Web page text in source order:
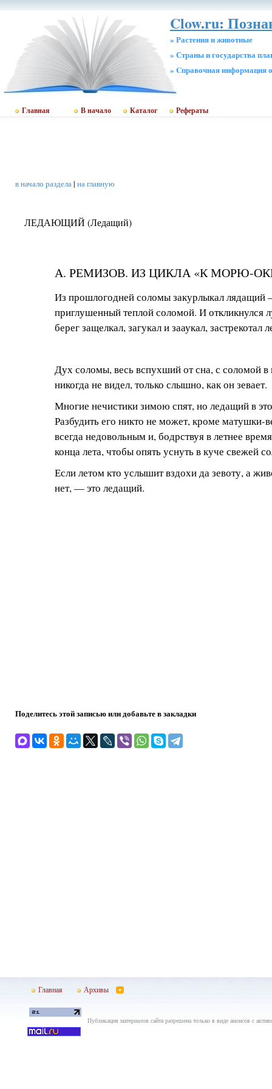
Clow.ru:
» Растения и животные
» Страны и государства
» Cправочная информация
Главная В начало Каталог Рефераты
в начало раздела| на главную
ЛЕДАЮЩИЙ (Ледащий)
А. РЕМИЗОВ. ИЗ ЦИКЛА «К МОРЮ-
Из прошлогодней соломы закурлыкал
приглушенный теплой соломой. И откликнулся
берег защелкал, загукал и зааукал, застрекотал
Дух соломы, весь вспухший от сна, с соломой в
никогда не видел, только слышно, как он зевает.
Многие нечистики зимою спят, но ледащий в
Разбудить его никто не может, кроме матушки-
всегда недовольным и, бодрствуя в летнее
конца лета, чтобы опять уснуть в куче свежей
Если летом кто услышит вздохи да зевоту, а
нет, — это ледащий.
Поделитесь этой записью или добавьте в закладки
Главная Архивы
Публикация материалов сайта разрешена только в виде анонсов с